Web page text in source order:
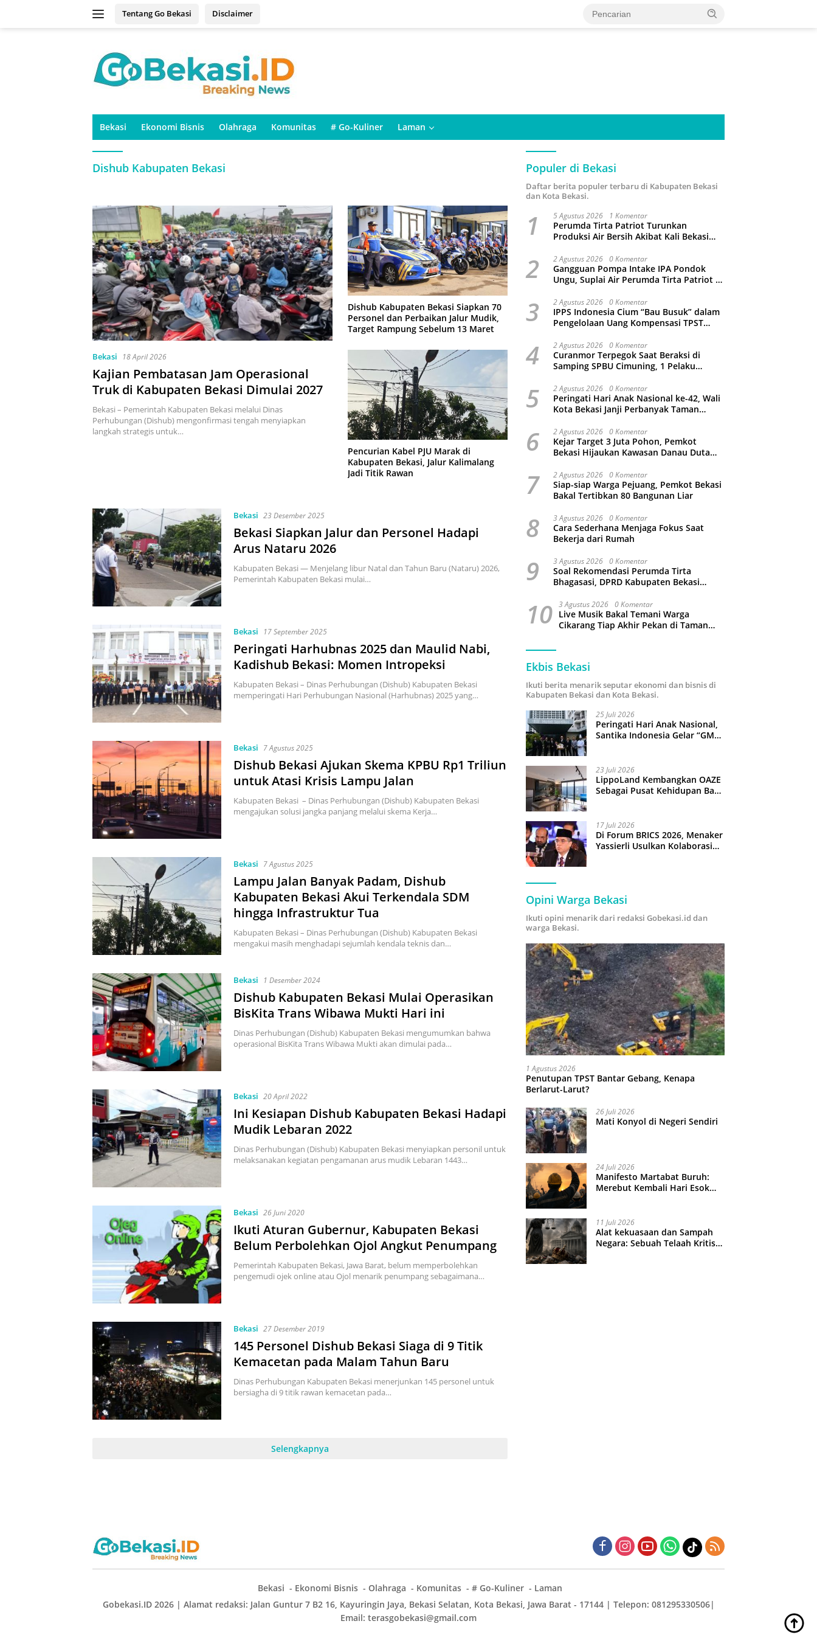
Tentang Go Bekasi Disclaimer
Bekasi Ekonomi Bisnis Olahraga Komunitas # Go-Kuliner Laman
Dishub Kabupaten Bekasi
Bekasi 18 April 2026
Kajian Pembatasan Jam Operasional
Truk di Kabupaten Bekasi Dimulai 2027
Bekasi – Pemerintah Kabupaten Bekasi melalui Dinas
Perhubungan (Dishub) mengonfirmasi tengah menyiapkan
langkah strategis untuk…
Dishub Kabupaten Bekasi Siapkan 70
Personel dan Perbaikan Jalur Mudik,
Target Rampung Sebelum 13 Maret
Pencurian Kabel PJU Marak di
Kabupaten Bekasi, Jalur Kalimalang
Jadi Titik Rawan
Bekasi 23 Desember 2025
Bekasi Siapkan Jalur dan Personel Hadapi
Arus Nataru 2026
Kabupaten Bekasi — Menjelang libur Natal dan Tahun Baru (Nataru) 2026,
Pemerintah Kabupaten Bekasi mulai…
Bekasi 17 September 2025
Peringati Harhubnas 2025 dan Maulid Nabi,
Kadishub Bekasi: Momen Intropeksi
Kabupaten Bekasi – Dinas Perhubungan (Dishub) Kabupaten Bekasi
memperingati Hari Perhubungan Nasional (Harhubnas) 2025 yang…
Bekasi 7 Agustus 2025
Dishub Bekasi Ajukan Skema KPBU Rp1 Triliun
untuk Atasi Krisis Lampu Jalan
Kabupaten Bekasi – Dinas Perhubungan (Dishub) Kabupaten Bekasi
mengajukan solusi jangka panjang melalui skema Kerja…
Bekasi 7 Agustus 2025
Lampu Jalan Banyak Padam, Dishub
Kabupaten Bekasi Akui Terkendala SDM
hingga Infrastruktur Tua
Kabupaten Bekasi – Dinas Perhubungan (Dishub) Kabupaten Bekasi
mengakui masih menghadapi sejumlah kendala teknis dan…
Bekasi 1 Desember 2024
Dishub Kabupaten Bekasi Mulai Operasikan
BisKita Trans Wibawa Mukti Hari ini
Dinas Perhubungan (Dishub) Kabupaten Bekasi mengumumkan bahwa
operasional BisKita Trans Wibawa Mukti akan dimulai pada…
Bekasi 20 April 2022
Ini Kesiapan Dishub Kabupaten Bekasi Hadapi
Mudik Lebaran 2022
Dinas Perhubungan (Dishub) Kabupaten Bekasi menyiapkan personil untuk
melaksanakan kegiatan pengamanan arus mudik Lebaran 1443…
Bekasi 26 Juni 2020
Ikuti Aturan Gubernur, Kabupaten Bekasi
Belum Perbolehkan Ojol Angkut Penumpang
Pemerintah Kabupaten Bekasi, Jawa Barat, belum memperbolehkan
pengemudi ojek online atau Ojol menarik penumpang sebagaimana…
Bekasi 27 Desember 2019
145 Personel Dishub Bekasi Siaga di 9 Titik
Kemacetan pada Malam Tahun Baru
Dinas Perhubungan Kabupaten Bekasi menerjunkan 145 personel untuk
bersiagha di 9 titik rawan kemacetan pada…
Selengkapnya
Populer di Bekasi
Daftar berita populer terbaru di Kabupaten Bekasi
dan Kota Bekasi.
1 5 Agustus 2026 1 Komentar
Perumda Tirta Patriot Turunkan
Produksi Air Bersih Akibat Kali Bekasi
2 2 Agustus 2026 0 Komentar
Gangguan Pompa Intake IPA Pondok
Ungu, Suplai Air Perumda Tirta Patriot di
3 2 Agustus 2026 0 Komentar
IPPS Indonesia Cium “Bau Busuk” dalam
Pengelolaan Uang Kompensasi TPST
4 2 Agustus 2026 0 Komentar
Curanmor Terpegok Saat Beraksi di
Samping SPBU Cimuning, 1 Pelaku
5 2 Agustus 2026 0 Komentar
Peringati Hari Anak Nasional ke-42, Wali
Kota Bekasi Janji Perbanyak Taman
6 2 Agustus 2026 0 Komentar
Kejar Target 3 Juta Pohon, Pemkot
Bekasi Hijaukan Kawasan Danau Duta
7 2 Agustus 2026 0 Komentar
Siap-siap Warga Pejuang, Pemkot Bekasi
Bakal Tertibkan 80 Bangunan Liar
8 3 Agustus 2026 0 Komentar
Cara Sederhana Menjaga Fokus Saat
Bekerja dari Rumah
9 3 Agustus 2026 0 Komentar
Soal Rekomendasi Perumda Tirta
Bhagasasi, DPRD Kabupaten Bekasi
10 3 Agustus 2026 0 Komentar
Live Musik Bakal Temani Warga
Cikarang Tiap Akhir Pekan di Taman
Ekbis Bekasi
Ikuti berita menarik seputar ekonomi dan bisnis di
Kabupaten Bekasi dan Kota Bekasi.
25 Juli 2026
Peringati Hari Anak Nasional,
Santika Indonesia Gelar “GM
23 Juli 2026
LippoLand Kembangkan OAZE
Sebagai Pusat Kehidupan Baru
17 Juli 2026
Di Forum BRICS 2026, Menaker
Yassierli Usulkan Kolaborasi
Opini Warga Bekasi
Ikuti opini menarik dari redaksi Gobekasi.id dan
warga Bekasi.
1 Agustus 2026
Penutupan TPST Bantar Gebang, Kenapa
Berlarut-Larut?
26 Juli 2026
Mati Konyol di Negeri Sendiri
24 Juli 2026
Manifesto Martabat Buruh:
Merebut Kembali Hari Esok
11 Juli 2026
Alat kekuasaan dan Sampah
Negara: Sebuah Telaah Kritis
Bekasi Ekonomi Bisnis Olahraga Komunitas # Go-Kuliner
Laman
Gobekasi.ID 2026 | Alamat redaksi: Jalan Guntur 7 B2 16, Kayuringin Jaya, Bekasi Selatan, Kota Bekasi, Jawa Barat - 17144 | Telepon: 081295330506|
Email: terasgobekasi@gmail.com